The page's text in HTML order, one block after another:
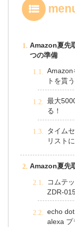
Amazon夏先
つの準備
Amazon
トを貰う
最大
る！
タイム
リスト
Amazon夏先
コムテ
ZDR-
echo
alexa プ